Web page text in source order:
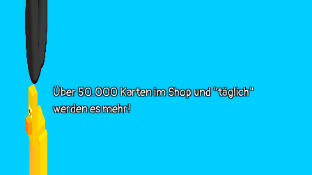
Über 50.000 Karten im Shop und "täglich"
werden es mehr!